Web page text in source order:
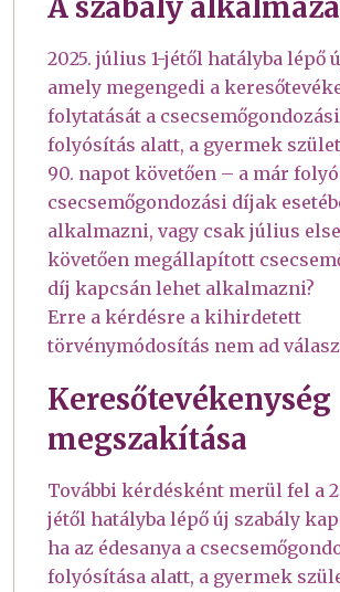
2025. július 1-jétől hatályba lépő
amely megengedi a
folytatását a
folyósítás alatt, a gyermek
90. napot követően – a már
csecsemőgondozási díjak
alkalmazni, vagy csak július
követően megállapított
díj kapcsán lehet alkalmazni?
Erre a kérdésre a kihirdetett
törvénymódosítás nem ad
Keresőtevékenység
megszakítása
További kérdésként merül fel a
jétől hatályba lépő új szabály
ha az édesanya a
folyósítása alatt, a gyermek